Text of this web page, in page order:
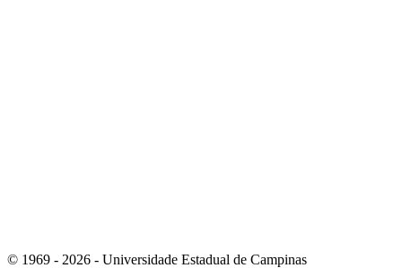
© 1969 - 2026 - Universidade Estadual de Campinas